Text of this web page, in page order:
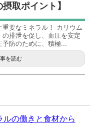
取ポイント】
要なミネラル！ カリウム
排泄を促し、血圧を安定
防のために、積極...
を読む
の働きと食材から